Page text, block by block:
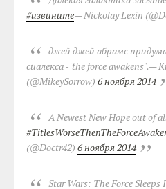
#извините— Nickolay Lexin
джей джей абрамс
сиалекса - 'the force awakens".—
(@MikeySorrow)6 ноября 2014
A Newest New Hope out of
(@Doctr42)6 ноября 2014
Star Wars: The Force